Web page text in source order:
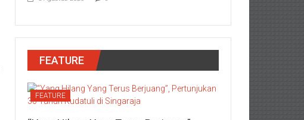
FEATURE
FEATURE